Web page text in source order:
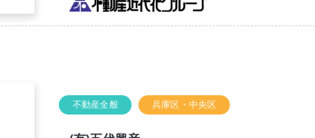
不動産全般 兵庫区・中央区